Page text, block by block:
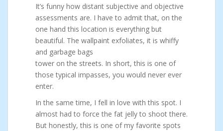
It’s funny how distant subjective and objective
assessments are. I have to admit that, on the
one hand this location is everything but
beautiful. The wallpaint exfoliates, it is whiffy
and garbage bags
tower on the streets. In short, this is one of
those typical impasses, you would never ever
enter.
In the same time, I fell in love with this spot. I
almost had to force the fat jelly to shoot there.
But honestly, this is one of my favorite spots